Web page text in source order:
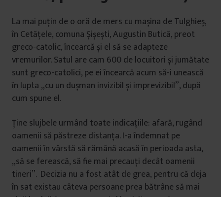
La mai puțin de o oră de mers cu mașina de Tulghieș,
în Cetățele, comuna Șișești, Augustin Butică, preot
greco-catolic, încearcă și el să se adapteze
vremurilor. Satul are cam 600 de locuitori și jumătate
sunt greco-catolici, pe ei încearcă acum să-i unească
în lupta „cu un dușman invizibil și imprevizibil”, după
cum spune el.
Ține slujbele urmând toate indicațiile: afară, rugând
oamenii să păstreze distanța. I-a îndemnat pe
oamenii în vârstă să rămână acasă în perioada asta,
„să se ferească, să fie mai precauți decât oamenii
tineri”. Decizia nu a fost atât de grea, pentru că deja
în sat existau câteva persoane prea bătrâne să mai